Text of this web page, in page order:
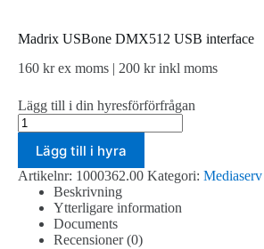
Madrix USBone DMX512 USB interface
160 krex moms | 200 krinkl moms
Lägg till i din hyresförförfrågan
Madrix
USBone
DMX512
USB
interface
mängd
Lägg till i hyra
Artikelnr: 1000362.00 Kategori:
Beskrivning
Ytterligare information
Documents
Recensioner (0)